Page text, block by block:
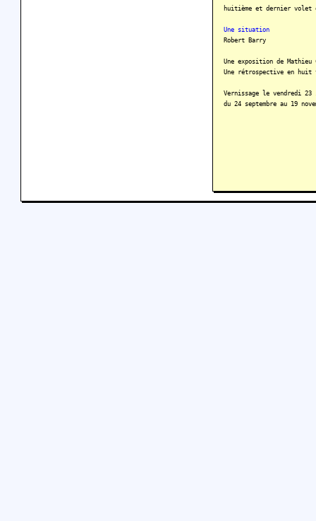
huitième et dernier
Une situation
Robert Barry
Une exposition de
Une rétrospective en huit
Vernissage le vendredi 23
du 24 septembre au 19